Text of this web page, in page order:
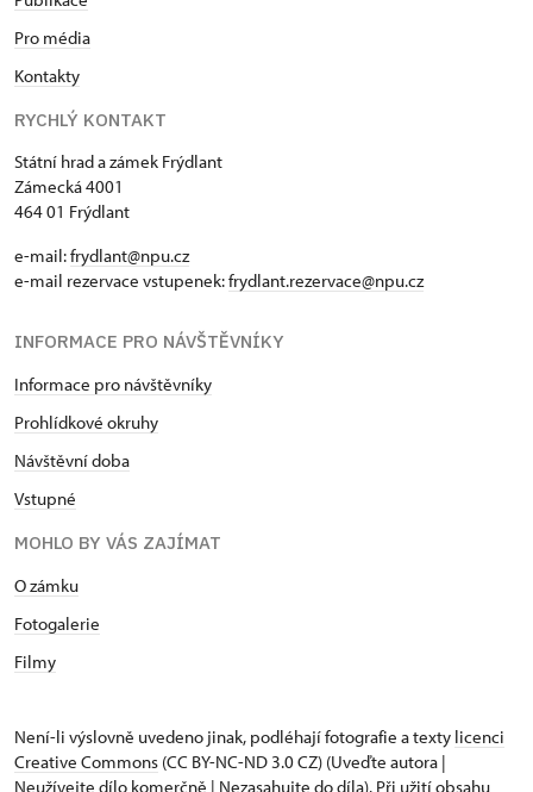
Pro média
Kontakty
RYCHLÝ KONTAKT
Státní hrad a zámek Frýdlant
Zámecká 4001
464 01 Frýdlant
e-mail:frydlant@npu.cz
e-mail rezervace vstupenek:frydlant.rezervace@npu.cz
INFORMACE PRO NÁVŠTĚVNÍKY
Informace pro návštěvníky
Prohlídkové okruhy
Návštěvní doba
Vstupné
MOHLO BY VÁS ZAJÍMAT
O zámku
Fotogalerie
Filmy
Není-li výslovně uvedeno jinak, podléhají fotografie a texty licenci
Creative Commons (CC BY-NC-ND 3.0 CZ) (Uveďte autora |
Neužívejte dílo komerčně | Nezasahujte do díla). Při užití obsahu